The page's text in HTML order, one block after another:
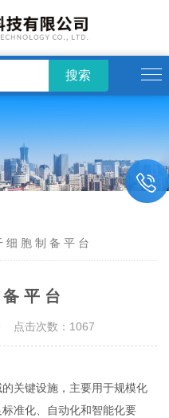
细 胞 制 备 平 台
平 台
点击次数：1067
关键设施，主要用于规模化
准化、自动化和智能化要